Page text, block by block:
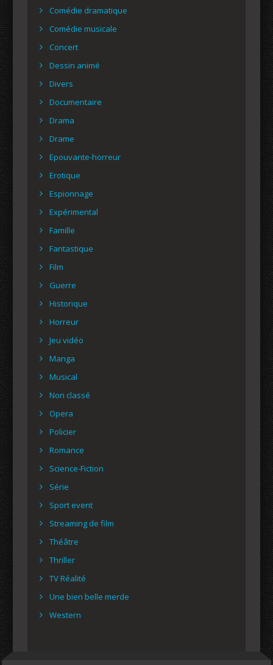
Comédie dramatique
Comédie musicale
Concert
Dessin animé
Divers
Documentaire
Drama
Drame
Epouvante-horreur
Erotique
Espionnage
Expérimental
Famille
Fantastique
Film
Guerre
Historique
Horreur
Jeu vidéo
Manga
Musical
Non classé
Opera
Policier
Romance
Science-Fiction
Série
Sport event
Streaming de film
Théâtre
Thriller
TV Réalité
Une bien belle merde
Western